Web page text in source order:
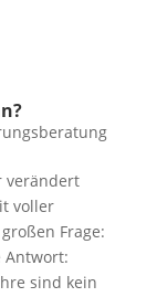
verändert
voller
Frage:
Antwort:
sind kein